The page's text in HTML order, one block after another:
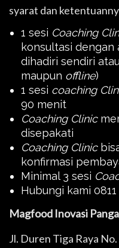
syarat dan
1 sesi Coaching
konsultasi dengan
dihadiri sendiri
maupun offline)
1 sesi coaching
90 menit
Coaching Clinic
disepakati
Coaching Clinic
konfirmasi
Minimal 3 sesi
Hubungi kami 0811
Magfood Inovasi
Jl. Duren Tiga Raya